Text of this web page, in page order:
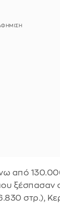
από
ξέσπασαν
στρ.),